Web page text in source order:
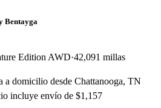
Bentayga
Edition AWD 42,091 millas
a domicilio desde Chattanooga, TN
incluye envío de $1,157